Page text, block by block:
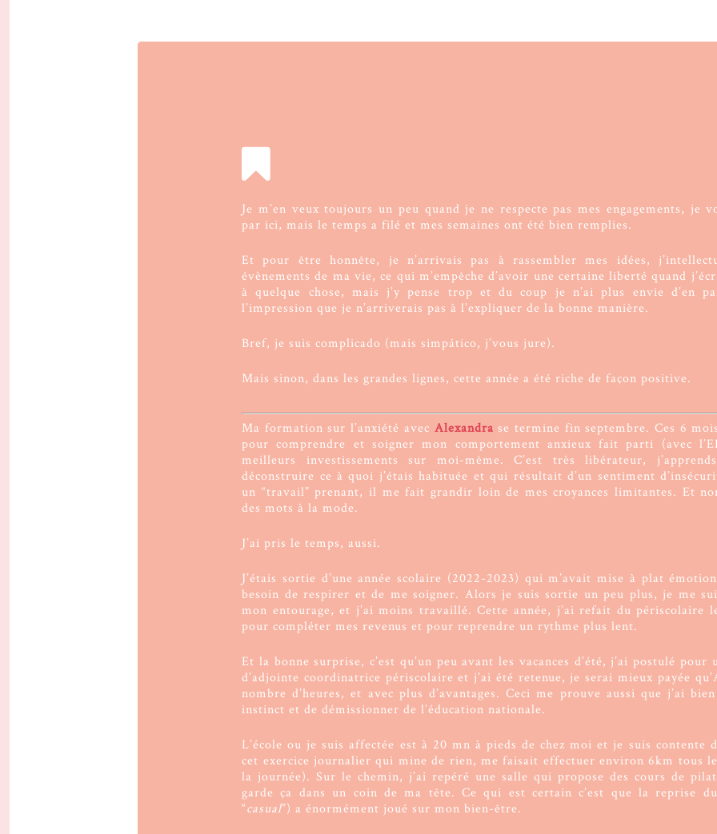
Je m’en veux toujours un peu quand je ne respecte pas mes engagements, je
par ici, mais le temps a filé et mes semaines ont été bien remplies.
Et pour être honnête, je n’arrivais pas à rassembler mes idées,
évènements de ma vie, ce qui m’empêche d’avoir une certaine liberté quand
à quelque chose, mais j’y pense trop et du coup je n’ai plus envie d’en
l’impression que je n’arriverais pas à l’expliquer de la bonne manière.
Bref, je suis complicado (mais simpático, j’vous jure).
Mais sinon, dans les grandes lignes, cette année a été riche de façon positive.
Ma formation sur l’anxiété avec Alexandra se termine fin septembre. Ces 6
pour comprendre et soigner mon comportement anxieux fait parti (avec
meilleurs investissements sur moi-même. C’est très libérateur,
déconstruire ce à quoi j’étais habituée et qui résultait d’un sentiment
un “travail” prenant, il me fait grandir loin de mes croyances limitantes. Et
des mots à la mode.
J’ai pris le temps, aussi.
J’étais sortie d’une année scolaire (2022-2023) qui m’avait mise à plat
besoin de respirer et de me soigner. Alors je suis sortie un peu plus, je me
mon entourage, et j’ai moins travaillé. Cette année, j’ai refait du périscolaire
pour compléter mes revenus et pour reprendre un rythme plus lent.
Et la bonne surprise, c’est qu’un peu avant les vacances d’été, j’ai postulé
d’adjointe coordinatrice périscolaire et j’ai été retenue, je serai mieux payée
nombre d’heures, et avec plus d’avantages. Ceci me prouve aussi que j’ai
instinct et de démissionner de l’éducation nationale.
L’école ou je suis affectée est à 20 mn à pieds de chez moi et je suis contente
cet exercice journalier qui mine de rien, me faisait effectuer environ 6km tous
la journée). Sur le chemin, j’ai repéré une salle qui propose des cours de
garde ça dans un coin de ma tête. Ce qui est certain c’est que la reprise
“casual”) a énormément joué sur mon bien-être.